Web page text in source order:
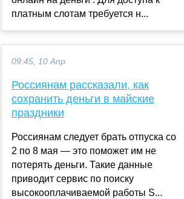
платным слотам требуется н...
09:45, 10 Апр
Россиянам рассказали, как
сохранить деньги в майские
праздники
Россиянам следует брать отпуска со
2 по 8 мая — это поможет им не
потерять деньги. Такие данные
приводит сервис по поиску
высокооплачиваемой работы S...